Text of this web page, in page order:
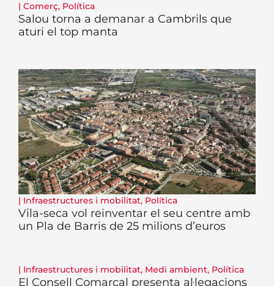
| Comerç, Política
Salou torna a demanar a Cambrils que
aturi el top manta
| Infraestructures i mobilitat, Política
Vila-seca vol reinventar el seu centre amb
un Pla de Barris de 25 milions d’euros
| Infraestructures i mobilitat, Medi ambient, Política
El Consell Comarcal presenta al·legacions